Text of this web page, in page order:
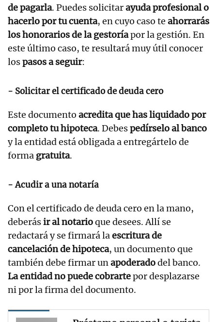
de pagarla. Puedes solicitarayuda profesional o
hacerlo por tu cuenta, en cuyo caso te ahorrarás
los honorarios de la gestoríapor la gestión. En
este último caso, te resultará muy útil conocer
lospasos a seguir:
- Solicitar el certificado de deuda cero
Este documento acredita que has liquidado por
completo tu hipoteca. Debespedírselo al banco
y la entidad está obligada a entregártelo de
forma gratuita.
- Acudir a una notaría
Con el certificado de deuda cero en la mano,
deberásir al notarioque desees. Allí se
redactará y se firmará laescritura de
cancelación de hipoteca, un documento que
también debe firmar unapoderadodel banco.
La entidad no puede cobrartepor desplazarse
ni por la firma del documento.